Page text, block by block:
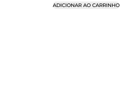
ADICIONAR AO CARRINHO